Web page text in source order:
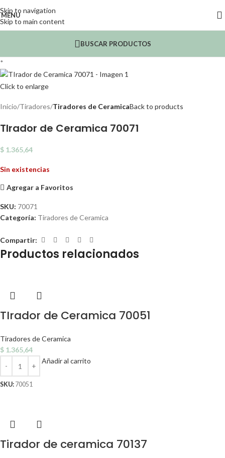
Skip to navigation
Skip to main content
MENU
BUSCAR PRODUCTOS
*
Click to enlarge
Inicio Tiradores Tiradores de CeramicaBack to products
TIrador de Ceramica 70071
$ 1.365,64
Sin existencias
Agregar a Favoritos
SKU: 70071
Categoría: Tiradores de Ceramica
Compartir:
Productos relacionados
TIrador de Ceramica 70051
Tiradores de Ceramica
$ 1.365,64
Añadir al carrito
SKU: 70051
Tirador de ceramica 70137